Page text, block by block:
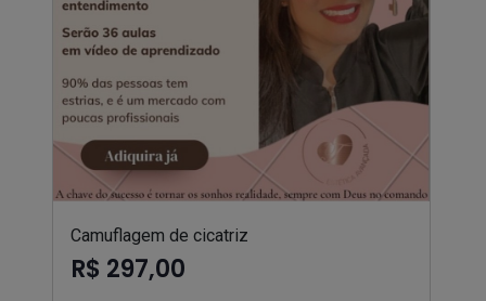
Camuflagem de cicatriz
R$ 297,00